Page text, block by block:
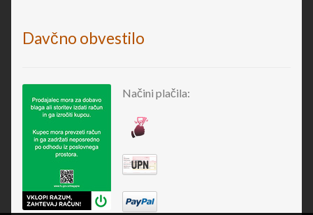
Davčno obvestilo
Načini plačila: